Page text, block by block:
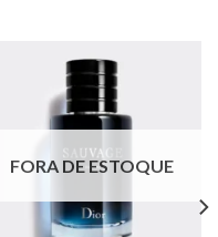
FORA DE ESTOQUE